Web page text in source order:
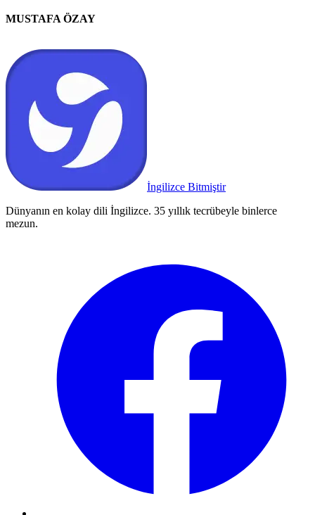
MUSTAFA ÖZAY
İngilizce Bitmiştir
Dünyanın en kolay dili İngilizce. 35 yıllık tecrübeyle binlerce
mezun.